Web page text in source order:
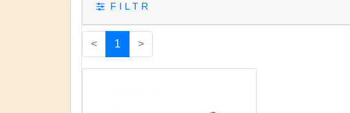
F I L T R
< 1 (current)
>